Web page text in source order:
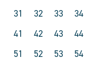
31
32 33 34
41
42 43 44
51
52 53 54